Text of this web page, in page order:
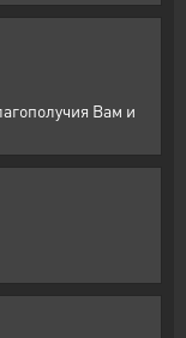
Вам и